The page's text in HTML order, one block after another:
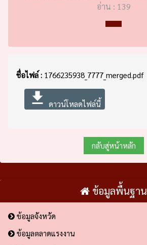
อ่าน : 139
ชื่อไฟล์ : 1766235938_7777_merged.pdf
file_download ดาวน์โหลดไฟล์นี้
กลับสู่หน้าหลัก
ข้อมูลพื้นฐาน
ข้อมูลจังหวัด
ข้อมูลตลาดแรงงาน